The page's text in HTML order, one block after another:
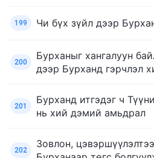
199 Чи бүх зүйл дээр
200
Бурханыг хангалуун
дээр Бурханд гэрчлэл
201
Бурханд итгэдэг ч
нь хий дэмий амьдрал
202
Зовлон,